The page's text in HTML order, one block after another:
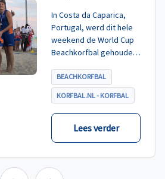
In Costa da Caparica,
Portugal, werd dit hele
weekend de World Cup
Beachkorfbal gehouden.
tegen België, die
eindigde in shoot-outs,
was het Nederland dat
er met het goud vandoor
BEACHKORFBAL
KORFBAL.NL - KORFBAL
Lees verder